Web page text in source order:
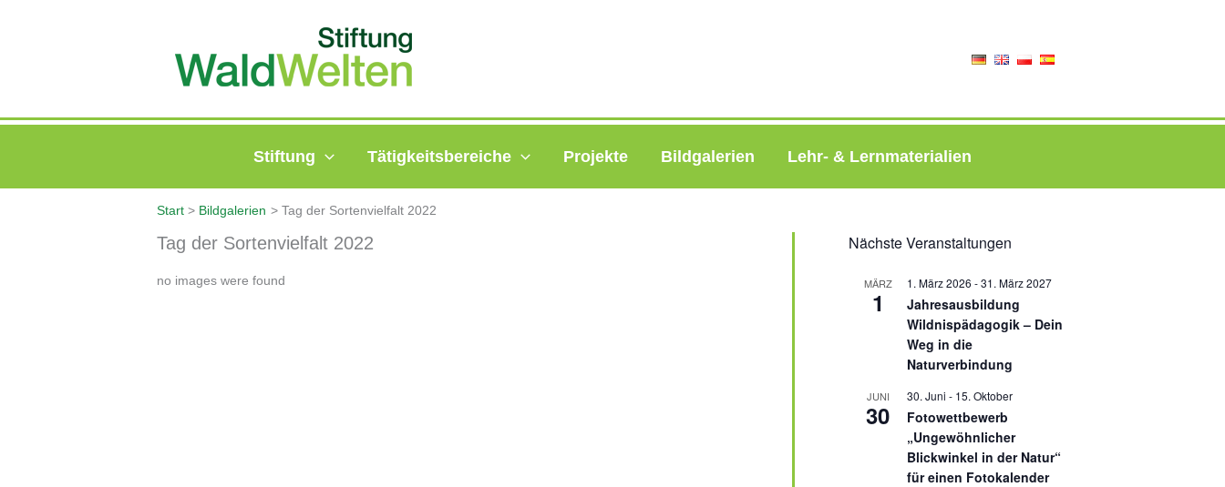
Stiftung Tätigkeitsbereiche Projekte Bildgalerien Lehr- & Lernmaterialien
Start Bildgalerien Tag der Sortenvielfalt 2022
Tag der Sortenvielfalt 2022
no images were found
Nächste Veranstaltungen
MÄRZ
1
1. März 2026 -31. März 2027
Jahresausbildung
Wildnispädagogik – Dein
Weg in die
Naturverbindung
JUNI
30
30. Juni - 15. Oktober
Fotowettbewerb
„Ungewöhnlicher
Blickwinkel in der Natur“
für einen Fotokalender